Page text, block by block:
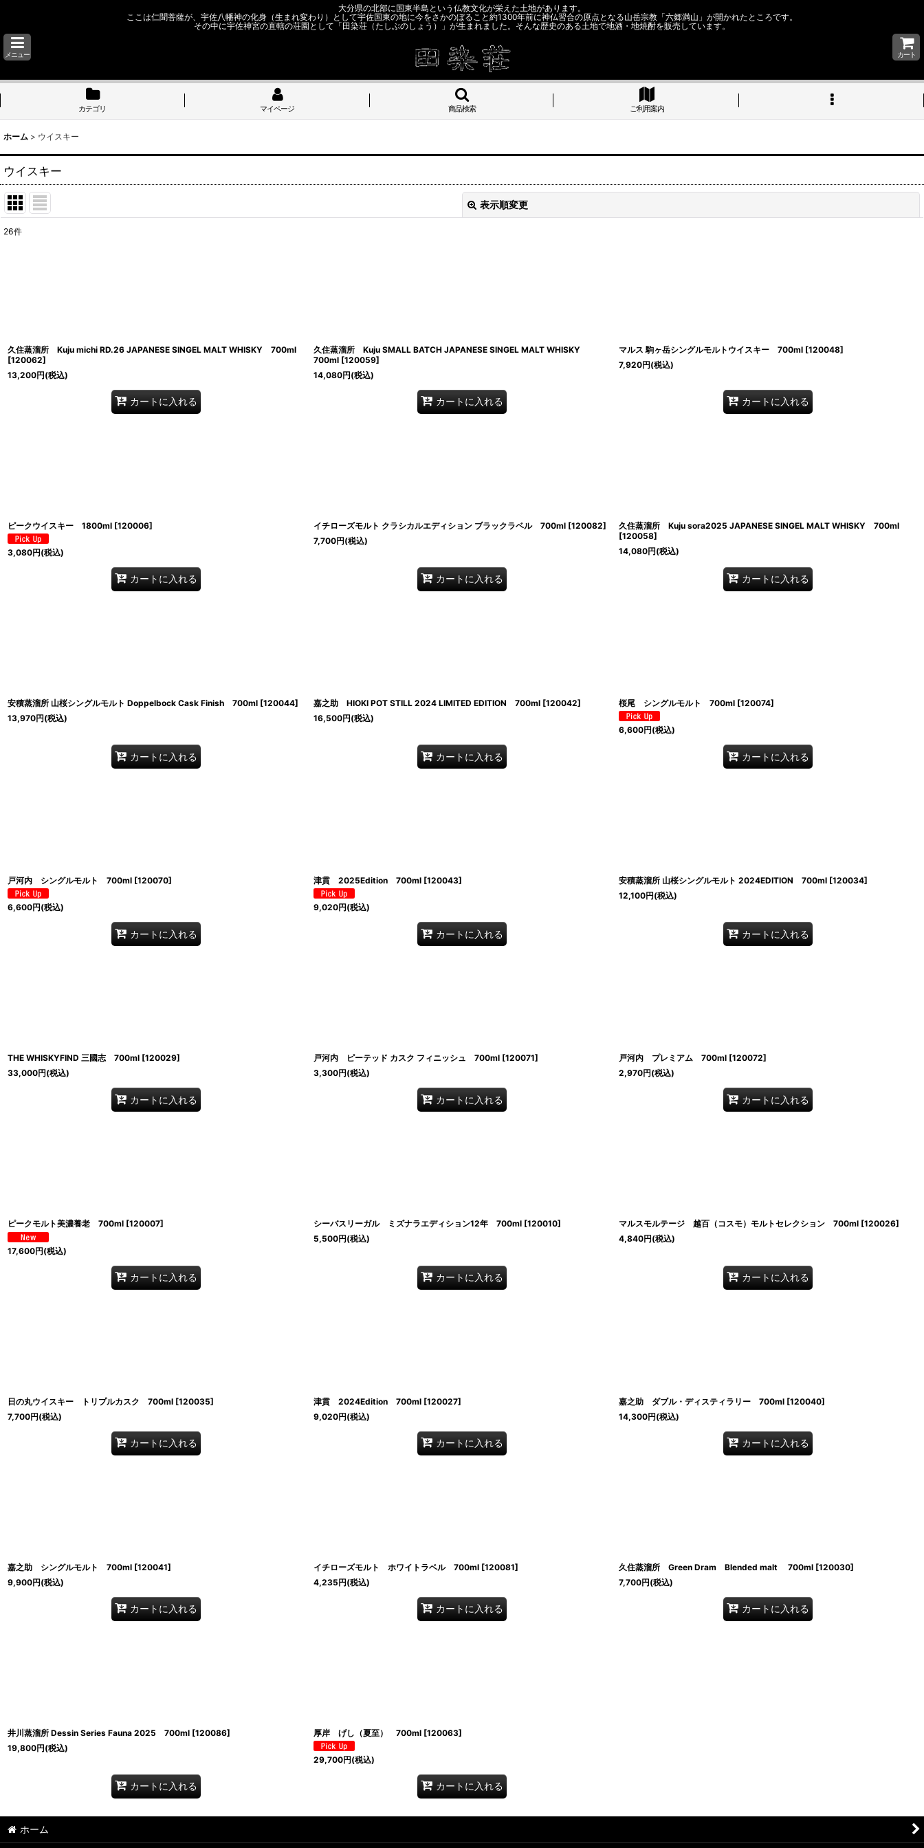
大分県の北部に国東半島という仏教文化が栄えた土地があります。
ここは仁聞菩薩が、宇佐八幡神の化身（生まれ変わり）として宇佐国東の地に今をさかのぼること約1300年前に神仏習合の原点となる山岳宗教「六郷満山」が開かれたところです。
その中に宇佐神宮の直轄の荘園として「田染荘（たしぶのしょう）」が生まれました。そんな歴史のある土地で地酒・地焼酎を販売しています。
メニュー カート
カテゴリ マイページ 商品検索 ご利用案内
ホーム > ウイスキー
ウイスキー
表示順変更
26件
久住蒸溜所 Kuju michi RD.26 JAPANESE SINGEL MALT WHISKY 700ml
[120062]
13,200円(税込)
カートに入れる
久住蒸溜所 Kuju SMALL BATCH JAPANESE SINGEL MALT WHISKY
700ml [120059]
14,080円(税込)
カートに入れる
マルス 駒ヶ岳シングルモルトウイスキー 700ml [120048]
7,920円(税込)
カートに入れる
ピークウイスキー 1800ml [120006]
3,080円(税込)
カートに入れる
イチローズモルト クラシカルエディション ブラックラベル 700ml [120082]
7,700円(税込)
カートに入れる
久住蒸溜所 Kuju sora2025 JAPANESE SINGEL MALT WHISKY 700ml
[120058]
14,080円(税込)
カートに入れる
安積蒸溜所 山桜シングルモルト Doppelbock Cask Finish 700ml [120044]
13,970円(税込)
カートに入れる
嘉之助 HIOKI POT STILL 2024 LIMITED EDITION 700ml [120042]
16,500円(税込)
カートに入れる
桜尾 シングルモルト 700ml [120074]
6,600円(税込)
カートに入れる
戸河内 シングルモルト 700ml [120070]
6,600円(税込)
カートに入れる
津貫 2025Edition 700ml [120043]
9,020円(税込)
カートに入れる
安積蒸溜所 山桜シングルモルト 2024EDITION 700ml [120034]
12,100円(税込)
カートに入れる
THE WHISKYFIND 三國志 700ml [120029]
33,000円(税込)
カートに入れる
戸河内 ピーテッド カスク フィニッシュ 700ml [120071]
3,300円(税込)
カートに入れる
戸河内 プレミアム 700ml [120072]
2,970円(税込)
カートに入れる
ピークモルト美濃養老 700ml [120007]
17,600円(税込)
カートに入れる
シーバスリーガル ミズナラエディション12年 700ml [120010]
5,500円(税込)
カートに入れる
マルスモルテージ 越百（コスモ）モルトセレクション 700ml [120026]
4,840円(税込)
カートに入れる
日の丸ウイスキー トリプルカスク 700ml [120035]
7,700円(税込)
カートに入れる
津貫 2024Edition 700ml [120027]
9,020円(税込)
カートに入れる
嘉之助 ダブル・ディスティラリー 700ml [120040]
14,300円(税込)
カートに入れる
嘉之助 シングルモルト 700ml [120041]
9,900円(税込)
カートに入れる
イチローズモルト ホワイトラベル 700ml [120081]
4,235円(税込)
カートに入れる
久住蒸溜所 Green Dram Blended malt 700ml [120030]
7,700円(税込)
カートに入れる
井川蒸溜所 Dessin Series Fauna 2025 700ml [120086]
19,800円(税込)
カートに入れる
厚岸 げし（夏至） 700ml [120063]
29,700円(税込)
カートに入れる
ホーム